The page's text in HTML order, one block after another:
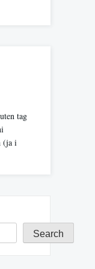
tag
(ja i
Search